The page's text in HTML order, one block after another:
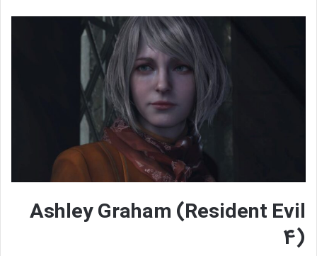
Ashley Graham (Resident Evil
4)